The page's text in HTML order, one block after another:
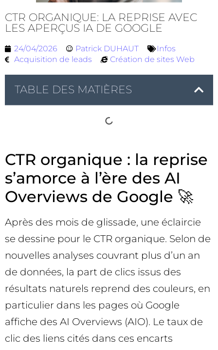
CTR ORGANIQUE: LA REPRISE AVEC
LES APERÇUS IA DE GOOGLE
24/04/2026 Patrick DUHAUT
Infos
Acquisition de leads
Création de sites Web
TABLE DES MATIÈRES
CTR organique : la reprise
s’amorce à l’ère des AI
Overviews de Google 🚀
Après des mois de glissade, une éclaircie
se dessine pour le CTR organique. Selon de
nouvelles analyses couvrant plus d’un an
de données, la part de clics issus des
résultats naturels reprend des couleurs, en
particulier dans les pages où Google
affiche des AI Overviews (AIO). Le taux de
clic des liens cités dans ces encarts